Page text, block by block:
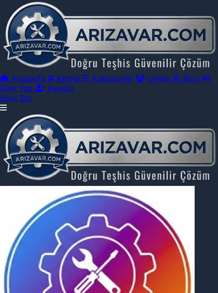
Anasayfa Keşfet Kategoriler Üyeler
Blog
Giriş Yap
Kaydol
Soru Sor